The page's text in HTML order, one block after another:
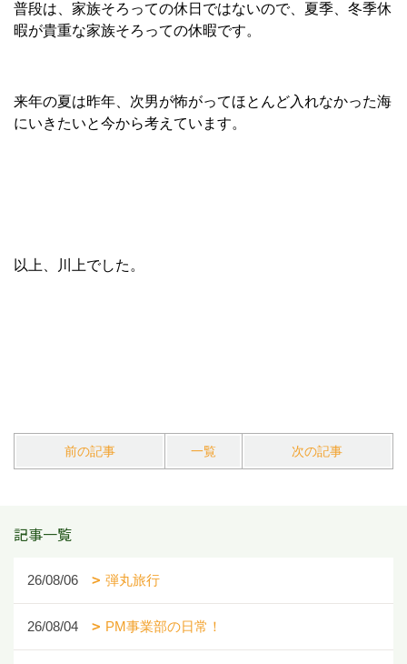
普段は、家族そろっての休日ではないので、夏季、冬季休
暇が貴重な家族そろっての休暇です。
来年の夏は昨年、次男が怖がってほとんど入れなかった海
にいきたいと今から考えています。
以上、川上でした。
前の記事 一覧 次の記事
記事一覧
26/08/06 弾丸旅行
26/08/04 PM事業部の日常！